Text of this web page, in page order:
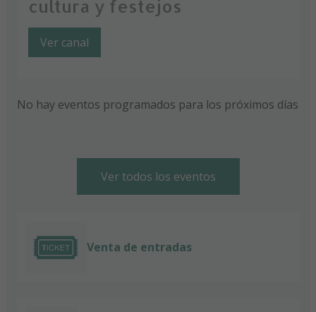
cultura y festejos
Ver canal
No hay eventos programados para los próximos días
Ver todos los eventos
Venta de entradas